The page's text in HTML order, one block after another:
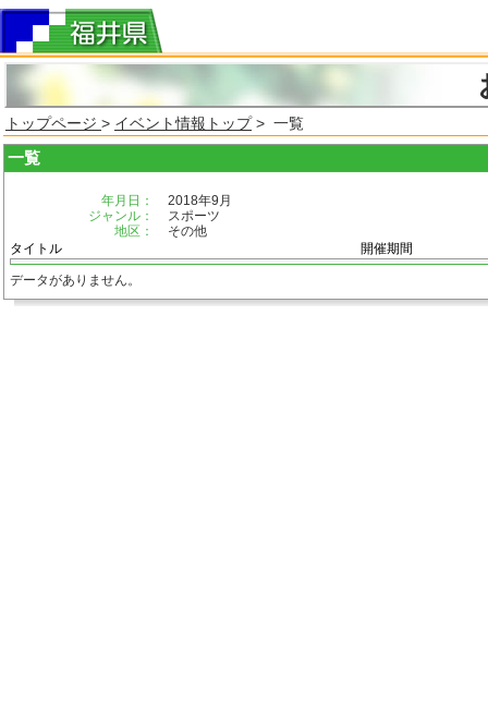
トップページ > イベント情報トップ> 一覧
一覧
年月日：
2018年9月
ジャンル：
スポーツ
地区：
その他
タイトル
開催期間
データがありません。